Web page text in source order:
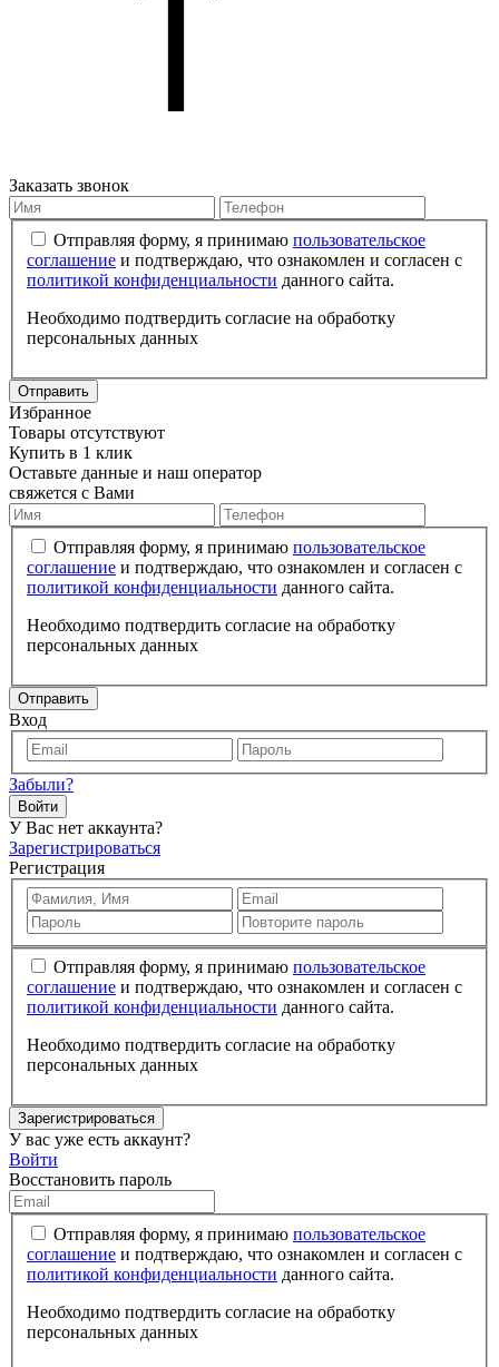
Заказать звонок
Отправляя форму, я принимаю пользовательское
соглашение и подтверждаю, что ознакомлен и согласен с
политикой конфиденциальности данного сайта.
Необходимо подтвердить согласие на обработку
персональных данных
Отправить
Избранное
Товары отсутствуют
Купить в 1 клик
Оставьте данные и наш оператор
свяжется с Вами
Отправляя форму, я принимаю пользовательское
соглашение и подтверждаю, что ознакомлен и согласен с
политикой конфиденциальности данного сайта.
Необходимо подтвердить согласие на обработку
персональных данных
Отправить
Вход
Забыли?
Войти
У Вас нет аккаунта?
Зарегистрироваться
Регистрация
Отправляя форму, я принимаю пользовательское
соглашение и подтверждаю, что ознакомлен и согласен с
политикой конфиденциальности данного сайта.
Необходимо подтвердить согласие на обработку
персональных данных
Зарегистрироваться
У вас уже есть аккаунт?
Войти
Восстановить пароль
Отправляя форму, я принимаю пользовательское
соглашение и подтверждаю, что ознакомлен и согласен с
политикой конфиденциальности данного сайта.
Необходимо подтвердить согласие на обработку
персональных данных